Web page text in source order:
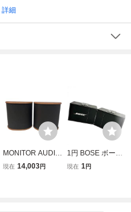
詳細
MONITOR AUDIO
モニターオーディ
現在 14,003円
1円 BOSE ボーズ
ペアスピーカー ス
現在 1円